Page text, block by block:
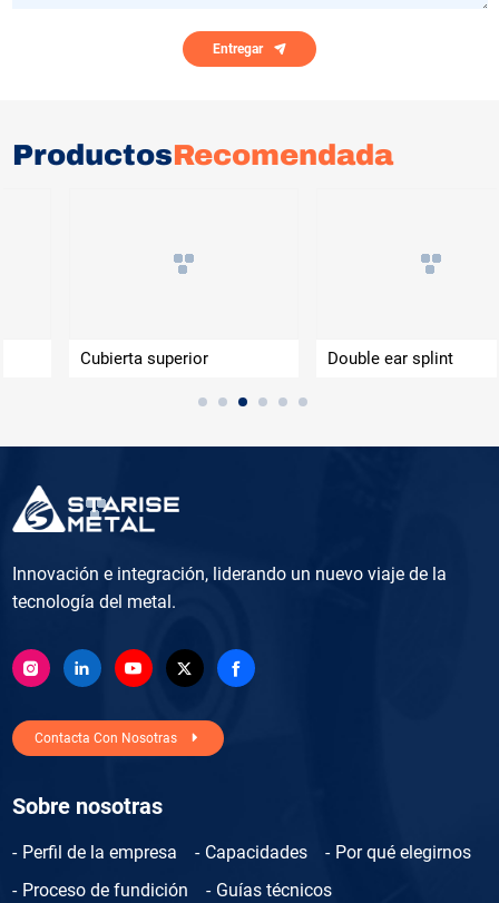
Entregar
ProductosRecomendada
Cubierta superior Double ear splint
Innovación e integración, liderando un nuevo viaje de la
tecnología del metal.
Contacta Con Nosotras
Sobre nosotras
Perfil de la empresa Capacidades
Por qué elegirnos
Proceso de fundición
Guías técnicos